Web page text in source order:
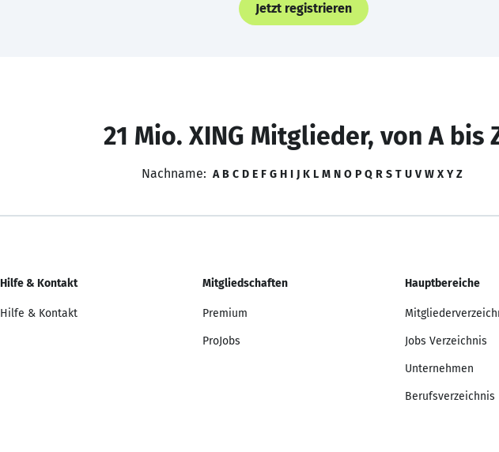
Jetzt registrieren
21 Mio. XING Mitglieder, von A bis
Nachname: A B C D E F G H I J K L M N O P Q R S T U V W X Y Z
Hilfe & Kontakt
Hilfe & Kontakt
Mitgliedschaften
Premium
ProJobs
Hauptbereiche
Jobs Verzeichnis
Unternehmen
Berufsverzeichnis